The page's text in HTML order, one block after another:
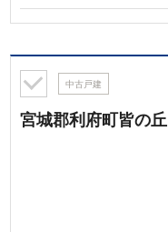
中古戸建
宮城郡利府町皆の丘